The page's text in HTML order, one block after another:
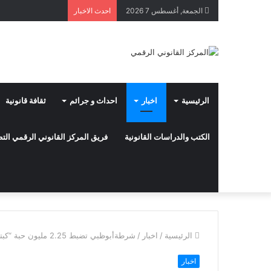
الجمعة, أغسطس 7 2026 احدث الاخبار
الرئيسية اخبار احداث و جرائم ثقافة قانونية
الكتب والدراسات القانونية فريق المركز القانوني الرقمي
الرئيسية / اخبار / شرطةأبوظبي تضبط 2.25 مليون حبة “كبتاجون” في صناديق فواكه
اخبار